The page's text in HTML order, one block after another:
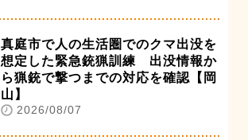
真庭市で人の生活圏でのクマ出没を
想定した緊急銃猟訓練 出没情報か
ら猟銃で撃つまでの対応を確認【岡
山】
2026/08/07